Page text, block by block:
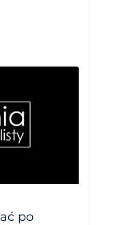
po